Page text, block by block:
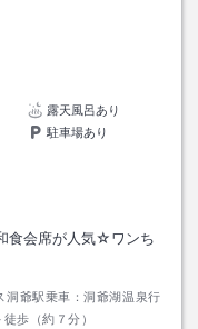
露天風呂あり
駐車場あり
食会席が人気☆ワンち
洞爺駅乗車：洞爺湖温泉行
歩（約７分）